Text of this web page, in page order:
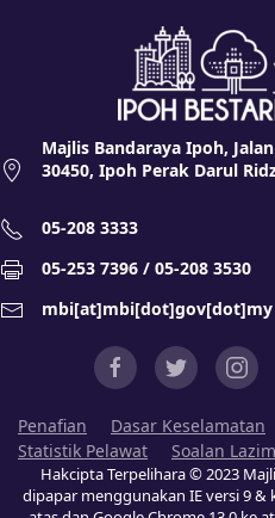
Majlis Bandaraya Ipoh,
30450, Ipoh Perak Darul
05-208 3333
05-253 7396 / 05-208 3530
mbi[at]mbi[dot]gov[dot]my
Penafian Dasar Keselamatan
Statistik Pelawat
Soalan Lazim
Hakcipta Terpelihara © 2023
dipapar menggunakan IE versi 9 &